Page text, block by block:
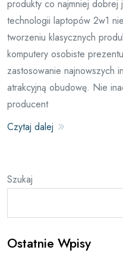
produkty co najmniej dobrej
technologii laptopów 2w1
tworzeniu klasycznych
komputery osobiste
zastosowanie najnowszych
atrakcyjną obudowę. Nie
producent
Czytaj dalej
Szukaj
Ostatnie Wpisy